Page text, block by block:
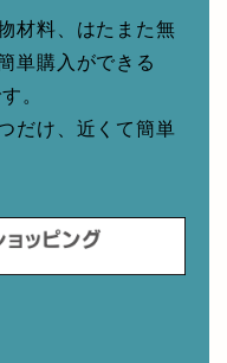
材料、はたまた無
単購入ができる
。
だけ、近くて簡単